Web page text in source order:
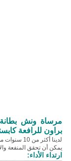
مرساة ونش بطانة
براون للرافعة
لدينا
يمكن أن تحقق المنفعة
ارتداء الأداء: